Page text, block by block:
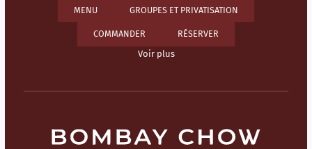
MENU
GROUPES ET PRIVATISATION
COMMANDER
RÉSERVER
Voir plus